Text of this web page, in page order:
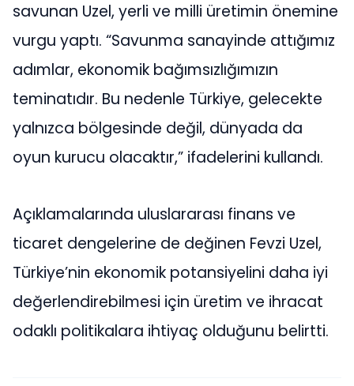
savunan Uzel, yerli ve milli üretimin önemine
vurgu yaptı. “Savunma sanayinde attığımız
adımlar, ekonomik bağımsızlığımızın
teminatıdır. Bu nedenle Türkiye, gelecekte
yalnızca bölgesinde değil, dünyada da
oyun kurucu olacaktır,” ifadelerini kullandı.
Açıklamalarında uluslararası finans ve
ticaret dengelerine de değinen Fevzi Uzel,
Türkiye’nin ekonomik potansiyelini daha iyi
değerlendirebilmesi için üretim ve ihracat
odaklı politikalara ihtiyaç olduğunu belirtti.